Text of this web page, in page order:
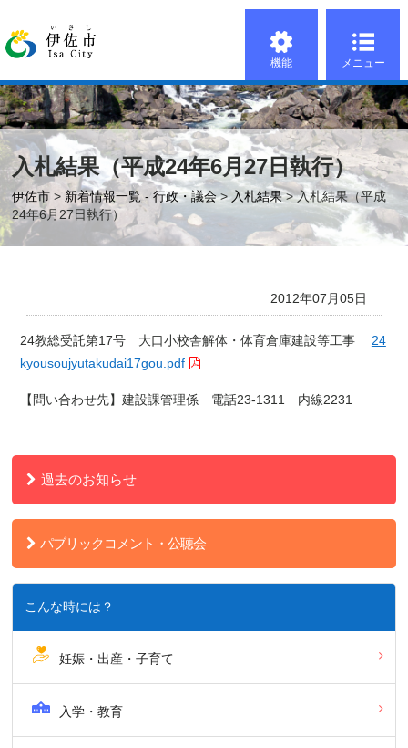
機能 メニュー
入札結果（平成24年6月27日執行）
伊佐市 > 新着情報一覧 - 行政・議会>入札結果> 入札結果（平成
24年6月27日執行）
2012年07月05日
24教総受託第17号 大口小校舎解体・体育倉庫建設等工事
24
kyousoujyutakudai17gou.pdf
【問い合わせ先】建設課管理係 電話23-1311 内線2231
過去のお知らせ
パブリックコメント・公聴会
こんな時には？
妊娠・出産・子育て
入学・教育